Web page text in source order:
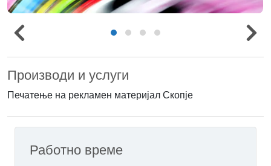
Производи и услуги
Печатење на рекламен материјал Скопје
Работно време